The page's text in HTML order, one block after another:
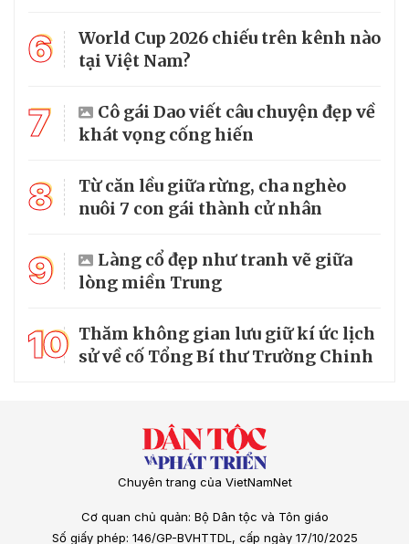
6
World Cup 2026 chiếu trên kênh nào
tại Việt Nam?
7
Cô gái Dao viết câu chuyện đẹp về
khát vọng cống hiến
8
Từ căn lều giữa rừng, cha nghèo
nuôi 7 con gái thành cử nhân
9
Làng cổ đẹp như tranh vẽ giữa
lòng miền Trung
10 Thăm không gian lưu giữ kí ức lịch
sử về cố Tổng Bí thư Trường Chinh
Chuyên trang của VietNamNet
Cơ quan chủ quản: Bộ Dân tộc và Tôn giáo
Số giấy phép: 146/GP-BVHTTDL, cấp ngày 17/10/2025